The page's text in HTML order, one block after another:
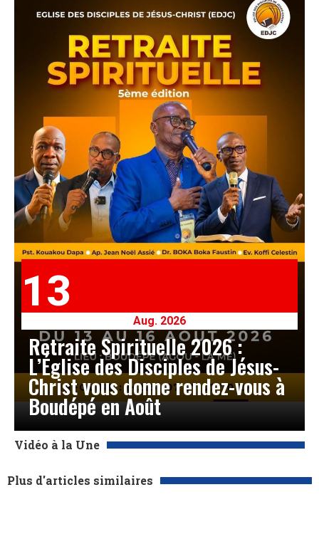
13
Aug. 2026
Retraite Spirituelle 2026 :
L’Église des Disciples de Jésus-
Christ vous donne rendez-vous à
Boudépé en Août
Vidéo à la Une
Plus d'articles similaires